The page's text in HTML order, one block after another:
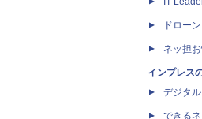
ドロー
ネッ担
インプレス
デジタ
できるネ